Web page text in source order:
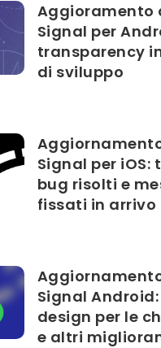
Aggioramento
Signal per
transparency
di sviluppo
Signal per iOS:
bug risolti e
fissati in arrivo
Signal
design per le
e altri